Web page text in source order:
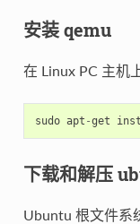
安装 qemu
在 Linux PC 主机
sudo apt -get
下载和解压
Ubuntu 根文件系